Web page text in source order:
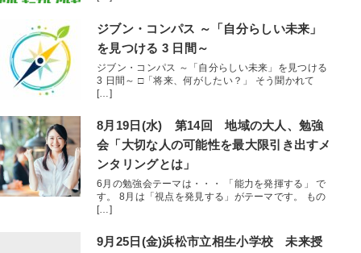
ジブン・コンパス ～「自分らしい未来」
を見つける 3 日間～
ジブン・コンパス ～「自分らしい未来」を見つける
3 日間～ □「将来、何がしたい？」 そう聞かれて
[…]
8月19日(水) 第14回 地域の大人、勉強
会「大切な人の可能性を最大限引き出すメ
ンタリングとは」
6月の勉強会テーマは・・・ 「能力を発揮する」 で
す。 8月は「視点を発見する」がテーマです。 もの
[…]
9月25日(金)浜松市立相生小学校 未来授